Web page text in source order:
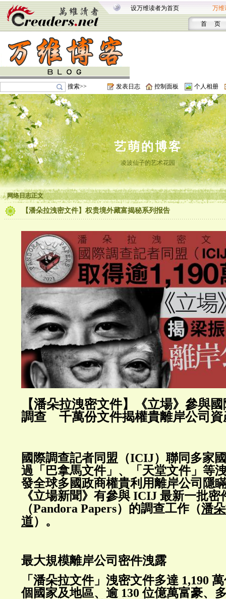
设万维读者为首页 万维
首 页
搜索>> 发表日志 控制面板 个人相册
艺萌的博客
凌波仙子的艺术花园
网络日志正文
【潘朵拉洩密文件】权贵境外藏富揭秘系列报告
【潘朵拉洩密文件】《立場》參與
調查 千萬份文件揭權貴離岸公司資
國際調查記者同盟（ICIJ）聯同多家
過「巴拿馬文件」、「天堂文件」等
發全球多國政商權貴利用離岸公司隱
《立場新聞》有參與 ICIJ 最新一批
（Pandora Papers）的調查工作（潘
道）。
最大規模離岸公司密件洩露
「潘朵拉文件」洩密文件多達 1,190
個國家及地區、逾 130 位億萬富豪、